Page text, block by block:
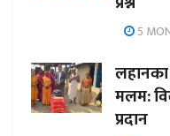
5
लहानका
मलम:
प्रदान